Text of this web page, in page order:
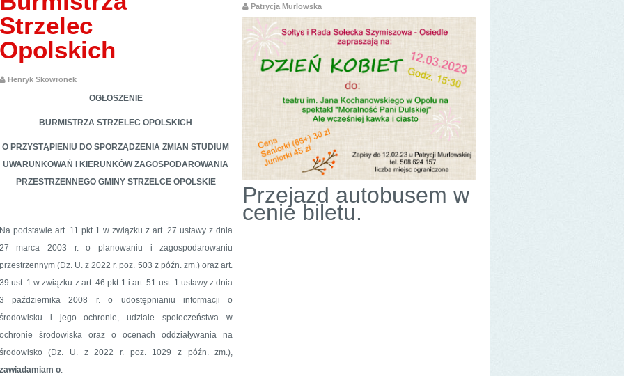
Henryk Skowronek
OGŁOSZENIE
BURMISTRZA STRZELEC OPOLSKICH
O PRZYSTĄPIENIU DO SPORZĄDZENIA ZMIAN STUDIUM
UWARUNKOWAŃ I KIERUNKÓW ZAGOSPODAROWANIA
PRZESTRZENNEGO GMINY STRZELCE OPOLSKIE
podstawie art. 11 pkt 1 w związku z art. 27 ustawy z dnia
marca 2003 r. o planowaniu i zagospodarowaniu
(Dz. U. z 2022 r. poz. 503 z późn. zm.) oraz art.
ust. 1 w związku z art. 46 pkt 1 i art. 51 ust. 1 ustawy z dnia
października 2008 r. o udostępnianiu informacji o
i jego ochronie, udziale społeczeństwa w
środowiska oraz o ocenach oddziaływania na
(Dz. U. z 2022 r. poz. 1029 z późn. zm.),
o:
Patrycja Murlowska
Przejazd autobusem w
cenie biletu.